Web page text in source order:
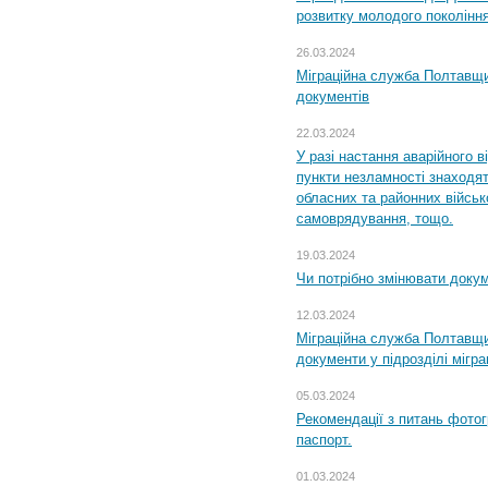
розвитку молодого
26.03.2024
Міграційна служба
документів
22.03.2024
У разі настання аварійного
пункти незламності
обласних та районних
самоврядування, тощо.
19.03.2024
Чи потрібно змінювати
12.03.2024
Міграційна служба
документи у підрозділі
05.03.2024
Рекомендації з питань
паспорт.
01.03.2024